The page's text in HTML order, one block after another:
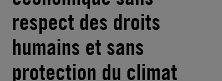
respect des droits
humains et sans
protection du climat